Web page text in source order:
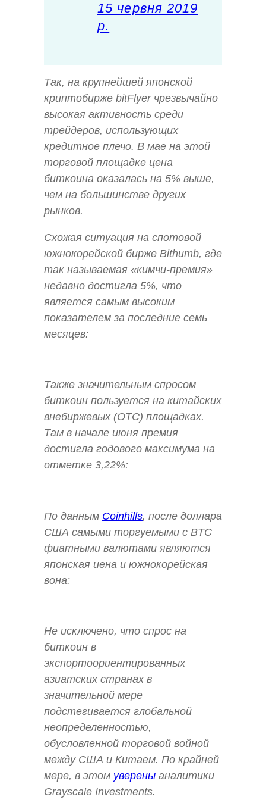
15 червня 2019
р.
Так, на крупнейшей японской
криптобирже bitFlyer чрезвычайно
высокая активность среди
трейдеров, использующих
кредитное плечо. В мае на этой
торговой площадке цена
биткоина оказалась на 5% выше,
чем на большинстве других
рынков.
Схожая ситуация на спотовой
южнокорейской бирже Bithumb, где
так называемая «кимчи-премия»
недавно достигла 5%, что
является самым высоким
показателем за последние семь
месяцев:
Также значительным спросом
биткоин пользуется на китайских
внебиржевых (OTC) площадках.
Там в начале июня премия
достигла годового максимума на
отметке 3,22%:
По данным Coinhills, после доллара
США самыми торгуемыми с BTC
фиатными валютами являются
японская иена и южнокорейская
вона:
Не исключено, что спрос на
биткоин в
экспортоориентированных
азиатских странах в
значительной мере
подстегивается глобальной
неопределенностью,
обусловленной торговой войной
между США и Китаем. По крайней
мере, в этом уверены аналитики
Grayscale Investments.